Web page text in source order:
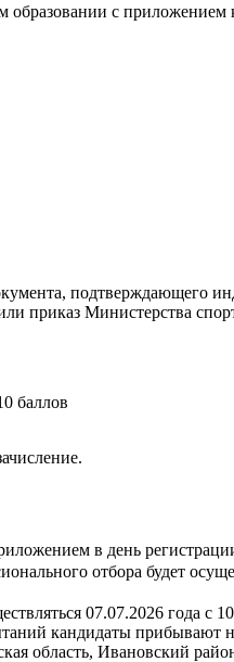
образовании с приложением
подтверждающего
приказ Министерства
баллов
в день
отбора будет
07.07.2026 года с
кандидаты прибывают
область, Ивановский